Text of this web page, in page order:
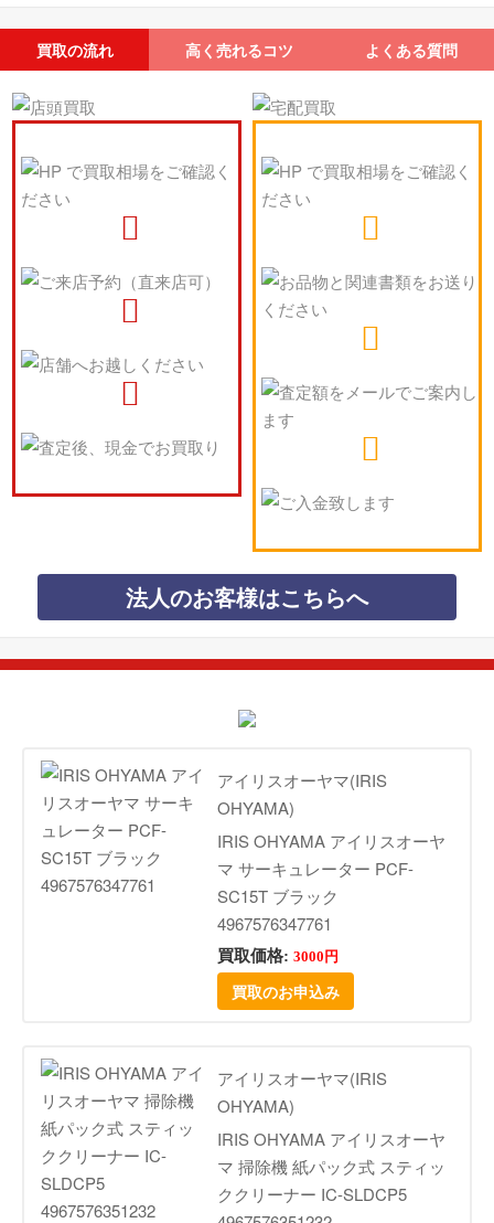
買取の流れ 高く売れるコツ よくある質問
法人のお客様はこちらへ
アイリスオーヤマ(IRIS
OHYAMA)
IRIS OHYAMA アイリスオーヤ
マ サーキュレーター PCF-
SC15T ブラック
4967576347761
買取価格: 3000円
買取のお申込み
アイリスオーヤマ(IRIS
OHYAMA)
IRIS OHYAMA アイリスオーヤ
マ 掃除機 紙パック式 スティッ
ククリーナー IC-SLDCP5